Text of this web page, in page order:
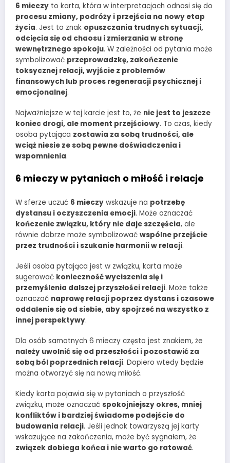
6 mieczy to karta, która w interpretacjach odnosi się do
procesu zmiany, podróży i przejścia na nowy etap
życia. Jest to znak opuszczania trudnych sytuacji,
odcięcia się od chaosu i zmierzania w stronę
wewnętrznego spokoju. W zależności od pytania może
symbolizować przeprowadzkę, zakończenie
toksycznej relacji, wyjście z problemów
finansowych lub proces regeneracji psychicznej i
emocjonalnej.
Najważniejsze w tej karcie jest to, że nie jest to jeszcze
koniec drogi, ale moment przejściowy. To czas, kiedy
osoba pytająca zostawia za sobą trudności, ale
wciąż niesie ze sobą pewne doświadczenia i
wspomnienia.
6 mieczy w pytaniach o miłość i relacje
W sferze uczuć 6 mieczy wskazuje na potrzebę
dystansu i oczyszczenia emocji. Może oznaczać
kończenie związku, który nie daje szczęścia, ale
równie dobrze może symbolizować wspólne przejście
przez trudności i szukanie harmonii w relacji.
Jeśli osoba pytająca jest w związku, karta może
sugerować konieczność wyciszenia się i
przemyślenia dalszej przyszłości relacji. Może także
oznaczać naprawę relacji poprzez dystans i czasowe
oddalenie się od siebie, aby spojrzeć na wszystko z
innej perspektywy.
Dla osób samotnych 6 mieczy często jest znakiem, że
należy uwolnić się od przeszłości i pozostawić za
sobą ból poprzednich relacji. Dopiero wtedy będzie
można otworzyć się na nową miłość.
Kiedy karta pojawia się w pytaniach o przyszłość
związku, może oznaczać spokojniejszy okres, mniej
konfliktów i bardziej świadome podejście do
budowania relacji. Jeśli jednak towarzyszą jej karty
wskazujące na zakończenia, może być sygnałem, że
związek dobiega końca i nie warto go ratować.